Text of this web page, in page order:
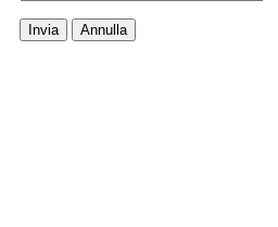
Invia Annulla